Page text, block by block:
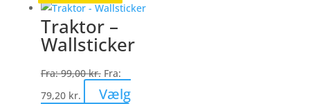
Traktor –
Wallsticker
Fra:99,00kr. Fra:
79,20 kr.
Vælg